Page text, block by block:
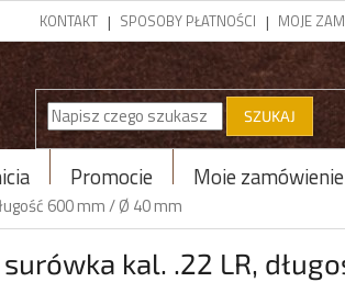
KONTAKT SPOSOBY PŁATNOŚCI MOJE
SZUKAJ
Promocje Moje zamówienie
600 mm / Ø 40 mm
kal. .22 LR,